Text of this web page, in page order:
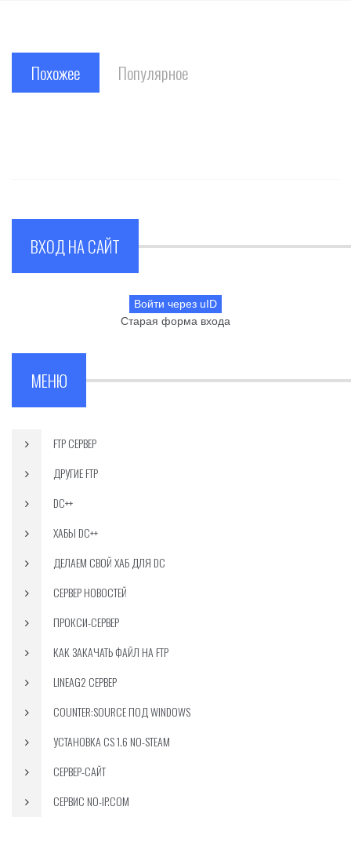
Похожее Популярное
ВХОД НА САЙТ
Войти через uID
Старая форма входа
МЕНЮ
FTP СЕРВЕР
ДРУГИЕ FTP
DC++
ХАБЫ DC++
ДЕЛАЕМ СВОЙ ХАБ ДЛЯ DC
СЕРВЕР НОВОСТЕЙ
ПРОКСИ-СЕРВЕР
КАК ЗАКАЧАТЬ ФАЙЛ НА FTP
LINEAG2 СЕРВЕР
COUNTER:SOURCE ПОД WINDOWS
УСТАНОВКА CS 1.6 NO-STEAM
СЕРВЕР-САЙТ
СЕРВИС NO-IP.COM